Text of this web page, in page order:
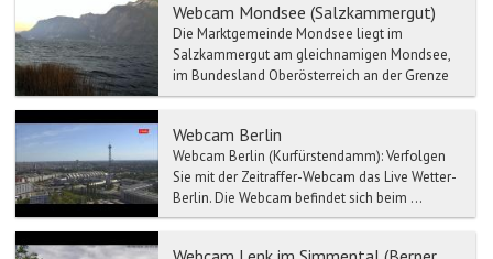
Webcam Mondsee (Salzkammergut)
Die Marktgemeinde Mondsee liegt im
Salzkammergut am gleichnamigen Mondsee,
im Bundesland Oberösterreich an der Grenze
zum Land Salzburg und im Geri...
Webcam Berlin
Webcam Berlin (Kurfürstendamm): Verfolgen
Sie mit der Zeitraffer-Webcam das Live Wetter-
Berlin. Die Webcam befindet sich beim ...